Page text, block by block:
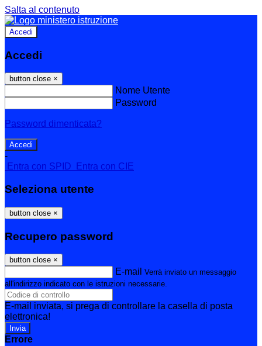
Salta al contenuto
Accedi
Accedi
button close ×
Nome Utente
Password
Password dimenticata?
-
Entra con SPID
Entra con CIE
Seleziona utente
button close ×
Recupero password
button close ×
E-mail Verrà inviato un messaggio
all'indirizzo indicato con le istruzioni necessarie.
E-mail inviata, si prega di controllare la casella di posta
elettronica!
Errore